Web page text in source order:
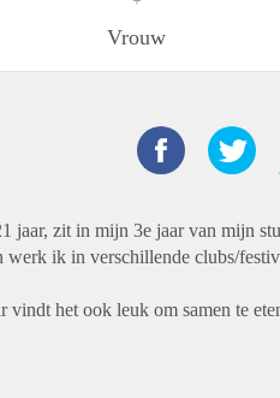
Vrouw
jaar, zit in mijn 3e jaar van mijn
ik in verschillende clubs/
het ook leuk om samen te